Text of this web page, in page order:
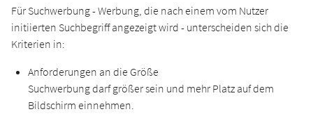
Für Suchwerbung - Werbung, die nach einem vom Nutzer
initiierten Suchbegriff angezeigt wird - unterscheiden sich die
Kriterien in:
Anforderungen an die Größe
Suchwerbung darf größer sein und mehr Platz auf dem
Bildschirm einnehmen.